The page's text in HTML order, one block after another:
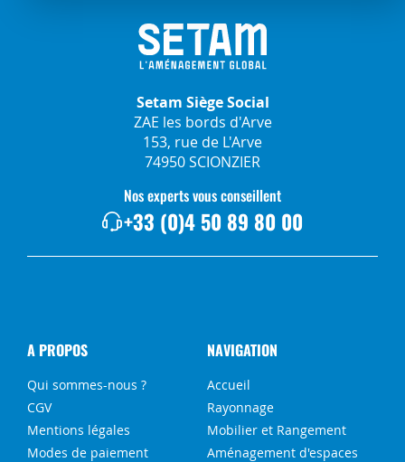
Setam Siège Social
ZAE les bords d'Arve
153, rue de L'Arve
74950 SCIONZIER
Nos experts vous conseillent
+33 (0)4 50 89 80 00
A PROPOS
Qui sommes-nous ?
CGV
Mentions légales
Modes de paiement
NAVIGATION
Accueil
Rayonnage
Mobilier et Rangement
Aménagement d'espaces